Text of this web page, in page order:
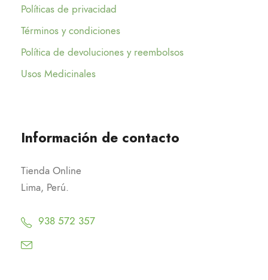
Políticas de privacidad
Términos y condiciones
Política de devoluciones y reembolsos
Usos Medicinales
Información de contacto
Tienda Online
Lima, Perú.
938 572 357